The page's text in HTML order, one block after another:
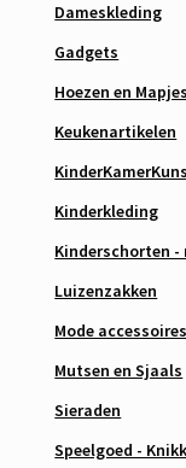
Dameskleding
Gadgets
Hoezen en Mapjes
Keukenartikelen
Kinderkleding
Kinderschorten -
Luizenzakken
Mode
Mutsen en Sjaals
Sieraden
Speelgoed -